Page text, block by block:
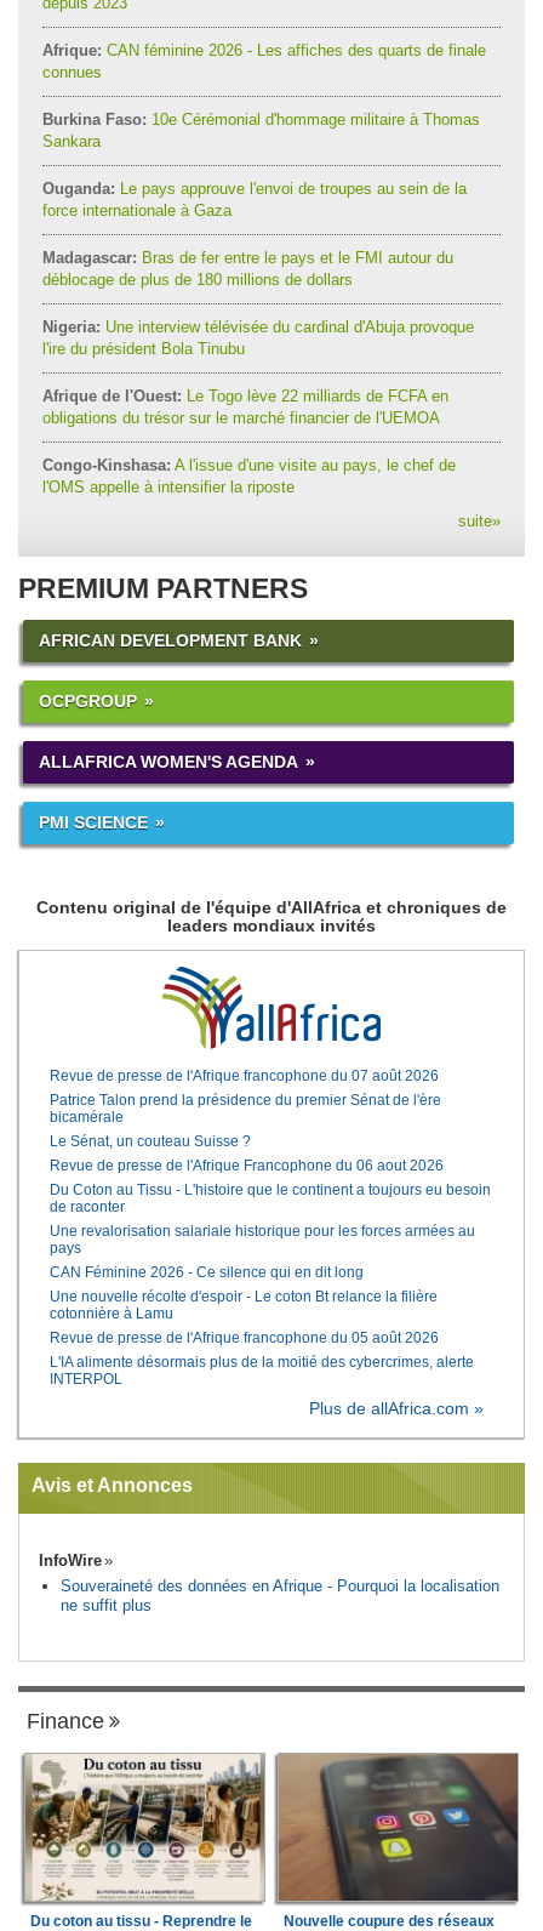
Afrique: CAN féminine 2026 - Les affiches des quarts de finale
connues
Burkina Faso: 10e Cérémonial d'hommage militaire à Thomas
Sankara
Ouganda: Le pays approuve l'envoi de troupes au sein de la
force internationale à Gaza
Madagascar: Bras de fer entre le pays et le FMI autour du
déblocage de plus de 180 millions de dollars
Nigeria: Une interview télévisée du cardinal d'Abuja provoque
l'ire du président Bola Tinubu
Afrique de l'Ouest: Le Togo lève 22 milliards de FCFA en
obligations du trésor sur le marché financier de l'UEMOA
Congo-Kinshasa: A l'issue d'une visite au pays, le chef de
l'OMS appelle à intensifier la riposte
suite»
PREMIUM PARTNERS
AFRICAN DEVELOPMENT BANK
OCPGROUP
ALLAFRICA WOMEN'S AGENDA
PMI SCIENCE
Contenu original de l'équipe d'AllAfrica et chroniques de
leaders mondiaux invités
Revue de presse de l'Afrique francophone du 07 août 2026
Patrice Talon prend la présidence du premier Sénat de l'ère
bicamérale
Le Sénat, un couteau Suisse ?
Revue de presse de l'Afrique Francophone du 06 aout 2026
Du Coton au Tissu - L'histoire que le continent a toujours eu besoin
de raconter
Une revalorisation salariale historique pour les forces armées au
pays
CAN Féminine 2026 - Ce silence qui en dit long
Une nouvelle récolte d'espoir - Le coton Bt relance la filière
cotonnière à Lamu
Revue de presse de l'Afrique francophone du 05 août 2026
L'IA alimente désormais plus de la moitié des cybercrimes, alerte
INTERPOL
Plus de allAfrica.com »
Avis et Annonces
InfoWire
Souveraineté des données en Afrique - Pourquoi la localisation
ne suffit plus
Finance
Du coton au tissu - Reprendre le
Nouvelle coupure des réseaux